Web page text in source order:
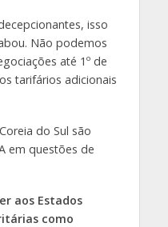
isso
Não podemos
até 1º de
tarifários adicionais
do Sul são
em questões de
aos Estados
como